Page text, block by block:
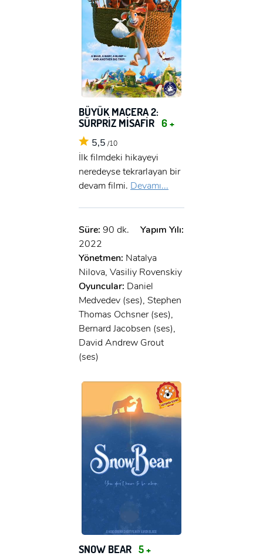
BÜYÜK MACERA 2:
SÜRPRİZ MİSAFİR 6 +
5,5 /10
İlk filmdeki hikayeyi
neredeyse tekrarlayan bir
devam filmi. Devamı...
Süre: 90 dk.
Yapım Yılı:
2022
Yönetmen: Natalya
Nilova, Vasiliy Rovenskiy
Oyuncular: Daniel
Medvedev (ses), Stephen
Thomas Ochsner (ses),
Bernard Jacobsen (ses),
David Andrew Grout
(ses)
SNOW BEAR 5 +